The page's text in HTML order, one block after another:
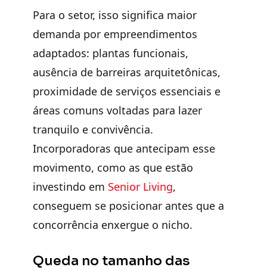
Para o setor, isso significa maior
demanda por empreendimentos
adaptados: plantas funcionais,
ausência de barreiras arquitetônicas,
proximidade de serviços essenciais e
áreas comuns voltadas para lazer
tranquilo e convivência.
Incorporadoras que antecipam esse
movimento, como as que estão
investindo em Senior Living,
conseguem se posicionar antes que a
concorrência enxergue o nicho.
Queda no tamanho das